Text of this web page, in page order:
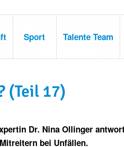
Sport Talente Team
(Teil 17)
Dr. Nina Ollinger
bei Unfällen.